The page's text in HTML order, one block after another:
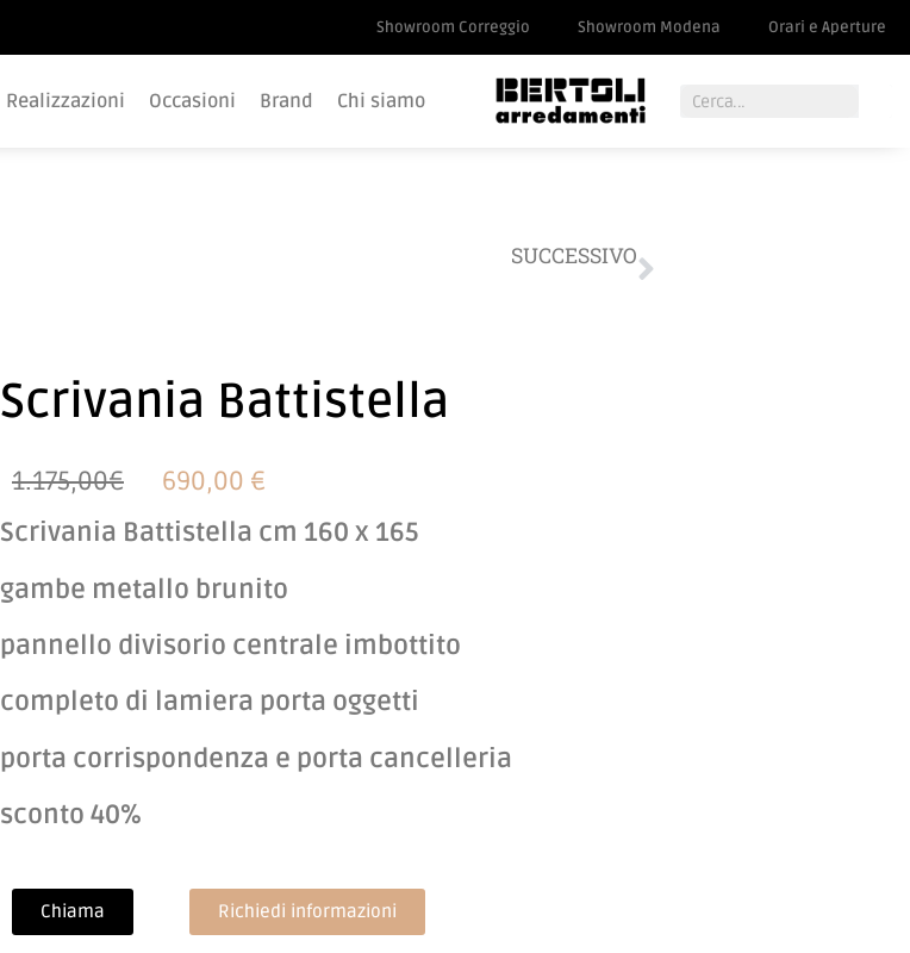
Showroom Correggio Showroom Modena Orari e Aperture
Realizzazioni Occasioni Brand Chi siamo
SUCCESSIVO
Scrivania Battistella
1.175,00€
690,00 €
Scrivania Battistella cm 160 x 165
gambe metallo brunito
pannello divisorio centrale imbottito
completo di lamiera porta oggetti
porta corrispondenza e porta cancelleria
sconto 40%
Chiama Richiedi informazioni